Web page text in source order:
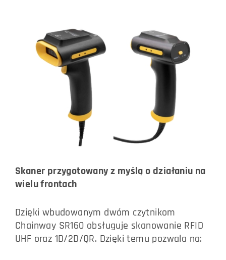
Skaner przygotowany z myślą o działaniu na
wielu frontach
Dzięki wbudowanym dwóm czytnikom
Chainway SR160 obsługuje skanowanie RFID
UHF oraz 1D/2D/QR. Dzięki temu pozwala na: